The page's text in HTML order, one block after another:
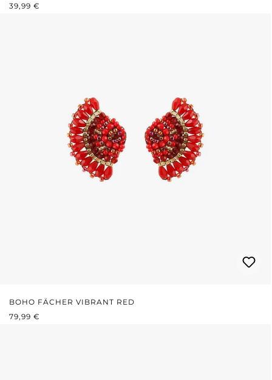
REGULÄRER PREIS:
39,99 €
BOHO FÄCHER VIBRANT RED
REGULÄRER PREIS:
79,99 €